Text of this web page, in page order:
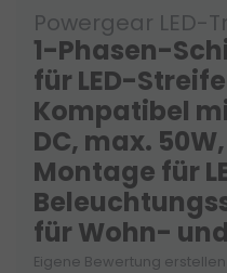
Powergear LED-
1-Phasen-
für LED-
Kompatibel
DC, max.
Montage für
für Wohn-
Eigene Bewertung erstellen